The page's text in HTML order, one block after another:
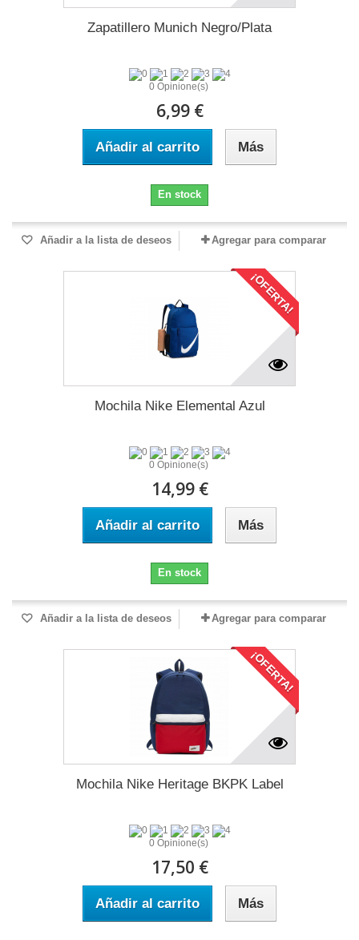
Zapatillero Munich Negro/Plata
0 Opinione(s)
6,99 €
Añadir al carrito Más
En stock
Añadir a la lista de deseos Agregar para comparar
¡OFERTA!
Mochila Nike Elemental Azul
0 Opinione(s)
14,99 €
Añadir al carrito Más
En stock
Añadir a la lista de deseos Agregar para comparar
¡OFERTA!
Mochila Nike Heritage BKPK Label
0 Opinione(s)
17,50 €
Añadir al carrito Más